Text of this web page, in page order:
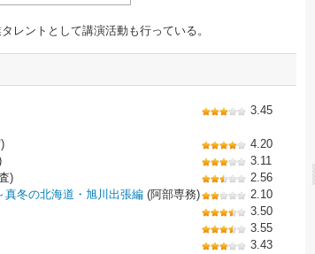
レントとして講演活動も行っている。
3.45
4.20
3.11
)
2.56
真冬の北海道・旭川出張編 (阿部専務)
2.10
3.50
3.55
3.43